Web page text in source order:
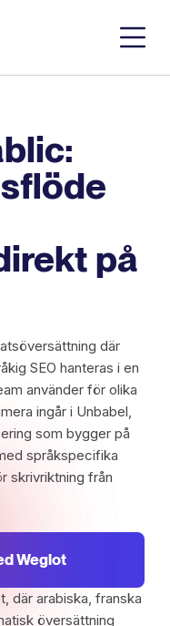
på
där
SEO hanteras i en
använder för olika
ingår i Unbabel,
som bygger på
språkspecifika
skrivriktning från
Weglot